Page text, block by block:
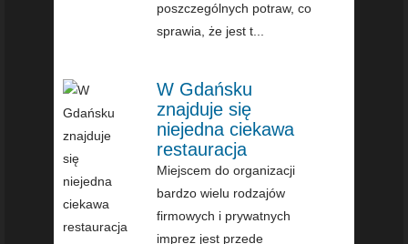
poszczególnych potraw, co
sprawia, że jest t...
W Gdańsku
znajduje się
niejedna ciekawa
restauracja
Miejscem do organizacji
bardzo wielu rodzajów
firmowych i prywatnych
imprez jest przede